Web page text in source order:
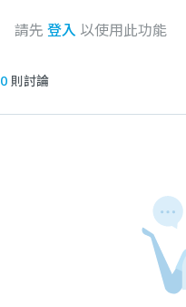
請先 登入 以使用此功能
0 則討論